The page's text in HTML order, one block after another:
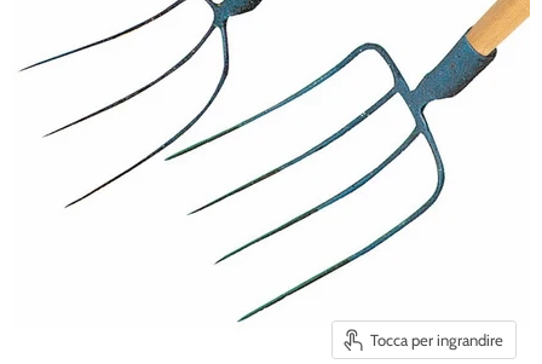
Tocca per ingrandire